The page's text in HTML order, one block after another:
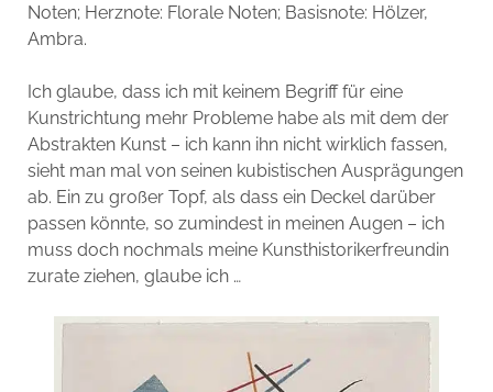
Noten; Herznote: Florale Noten; Basisnote: Hölzer,
Ambra.
Ich glaube, dass ich mit keinem Begriff für eine
Kunstrichtung mehr Probleme habe als mit dem der
Abstrakten Kunst – ich kann ihn nicht wirklich fassen,
sieht man mal von seinen kubistischen Ausprägungen
ab. Ein zu großer Topf, als dass ein Deckel darüber
passen könnte, so zumindest in meinen Augen – ich
muss doch nochmals meine Kunsthistorikerfreundin
zurate ziehen, glaube ich …